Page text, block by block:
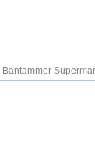
Bantammer